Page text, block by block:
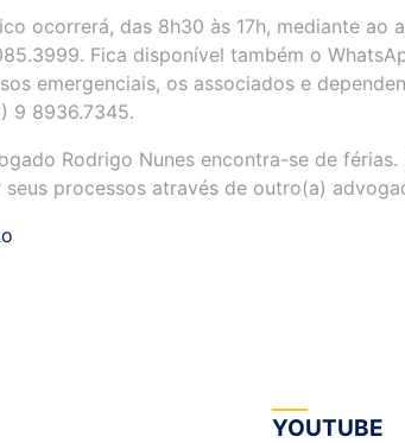
ocorrerá, das 8h30 às 17h, mediante ao
Fica disponível também o
emergenciais, os associados e
9 8936.7345.
Rodrigo Nunes encontra-se de
seus processos através de outro(a)
YOUTUBE